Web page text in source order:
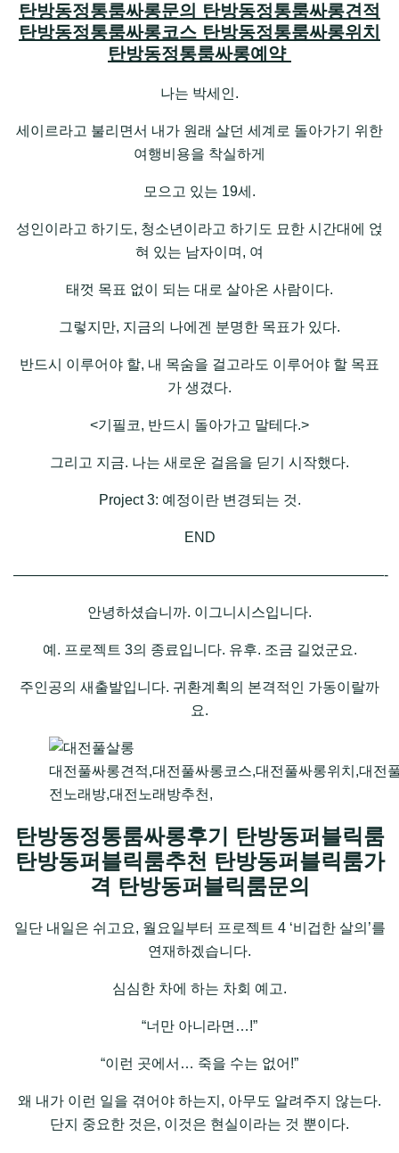
탄방동정통룸싸롱문의 탄방동정통룸싸롱견적
탄방동정통룸싸롱코스 탄방동정통룸싸롱위치
탄방동정통룸싸롱예약
나는 박세인.
세이르라고 불리면서 내가 원래 살던 세계로 돌아가기 위한
여행비용을 착실하게
모으고 있는 19세.
성인이라고 하기도, 청소년이라고 하기도 묘한 시간대에 얹
혀 있는 남자이며, 여
태껏 목표 없이 되는 대로 살아온 사람이다.
그렇지만, 지금의 나에겐 분명한 목표가 있다.
반드시 이루어야 할, 내 목숨을 걸고라도 이루어야 할 목표
가 생겼다.
<기필코, 반드시 돌아가고 말테다.>
그리고 지금. 나는 새로운 걸음을 딛기 시작했다.
Project 3: 예정이란 변경되는 것.
END
——————————————————————————-
안녕하셨습니까. 이그니시스입니다.
예. 프로젝트 3의 종료입니다. 유후. 조금 길었군요.
주인공의 새출발입니다. 귀환계획의 본격적인 가동이랄까
요.
대전풀싸롱견적,대전풀싸롱코스,대전풀싸롱위치,대전
전노래방,대전노래방추천,
탄방동정통룸싸롱후기 탄방동퍼블릭룸
탄방동퍼블릭룸추천 탄방동퍼블릭룸가
격 탄방동퍼블릭룸문의
일단 내일은 쉬고요, 월요일부터 프로젝트 4 ‘비겁한 살의’를
연재하겠습니다.
심심한 차에 하는 차회 예고.
“너만 아니라면…!”
“이런 곳에서… 죽을 수는 없어!”
왜 내가 이런 일을 겪어야 하는지, 아무도 알려주지 않는다.
단지 중요한 것은, 이것은 현실이라는 것 뿐이다.